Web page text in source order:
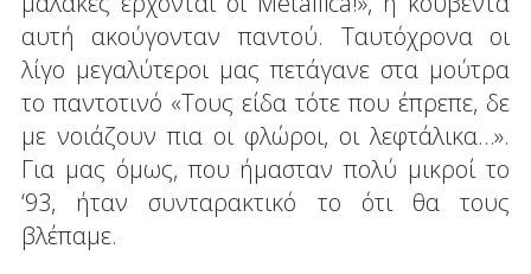
αυτή ακούγονταν παντού. Ταυτόχρονα οι
λίγο μεγαλύτεροι μας πετάγανε στα μούτρα
το παντοτινό «Τους είδα τότε που έπρεπε, δε
με νοιάζουν πια οι φλώροι, οι λεφτάλικα…».
Για μας όμως, που ήμασταν πολύ μικροί το
‘93, ήταν συνταρακτικό το ότι θα τους
βλέπαμε.